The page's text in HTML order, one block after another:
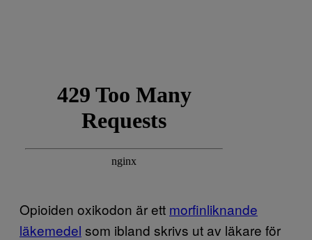
Opioiden oxikodon är ett morfinliknande
läkemedel som ibland skrivs ut av läkare för